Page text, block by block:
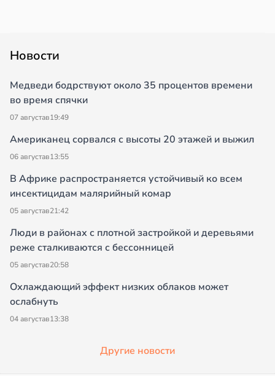
Новости
Медведи бодрствуют около 35 процентов времени
во время спячки
07 августав19:49
Американец сорвался с высоты 20 этажей и выжил
06 августав13:55
В Африке распространяется устойчивый ко всем
инсектицидам малярийный комар
05 августав21:42
Люди в районах с плотной застройкой и деревьями
реже сталкиваются с бессонницей
05 августав20:58
Охлаждающий эффект низких облаков может
ослабнуть
04 августав13:38
Другие новости